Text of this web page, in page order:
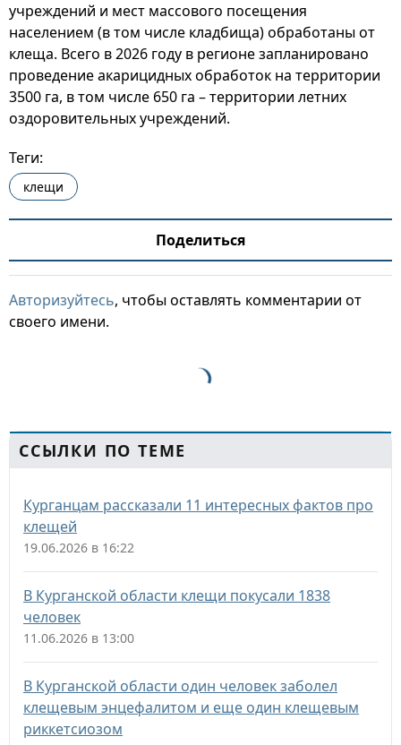
учреждений и мест массового посещения
населением (в том числе кладбища) обработаны от
клеща. Всего в 2026 году в регионе запланировано
проведение акарицидных обработок на территории
3500 га, в том числе 650 га – территории летних
оздоровительных учреждений.
Теги:
клещи
Поделиться
Авторизуйтесь, чтобы оставлять комментарии от
своего имени.
ССЫЛКИ ПО ТЕМЕ
Курганцам рассказали 11 интересных фактов про
клещей
19.06.2026 в 16:22
В Курганской области клещи покусали 1838
человек
11.06.2026 в 13:00
В Курганской области один человек заболел
клещевым энцефалитом и еще один клещевым
риккетсиозом